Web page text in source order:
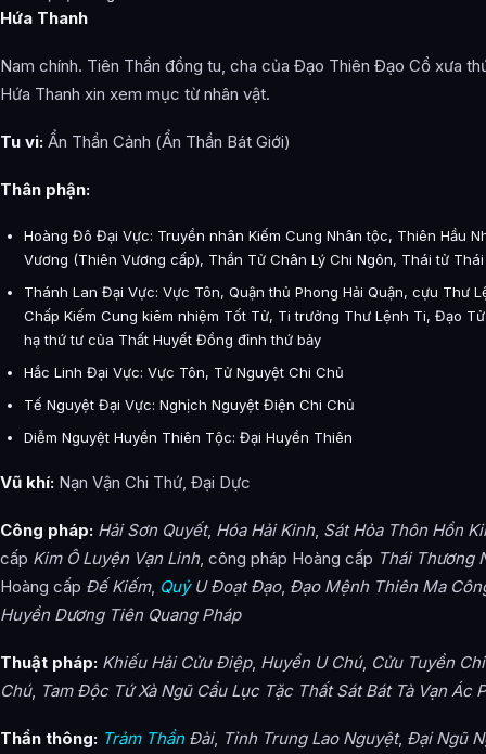
Hứa Thanh
Nam chính. Tiên Thần đồng tu, cha của Đạo Thiên Đạo Cổ xưa
Hứa Thanh xin xem mục từ nhân vật.
Tu vi: Ẩn Thần Cảnh (Ẩn Thần Bát Giới)
Thân phận:
Hoàng Đô Đại Vực: Truyền nhân Kiếm Cung Nhân tộc, Thiên Hầu
Vương (Thiên Vương cấp), Thần Tử Chân Lý Chi Ngôn, Thái tử
Thánh Lan Đại Vực: Vực Tôn, Quận thủ Phong Hải Quận, cựu Thư
Chấp Kiếm Cung kiêm nhiệm Tốt Tử, Ti trưởng Thư Lệnh Ti, Đạo
hạ thứ tư của Thất Huyết Đồng đỉnh thứ bảy
Hắc Linh Đại Vực: Vực Tôn, Tử Nguyệt Chi Chủ
Tế Nguyệt Đại Vực: Nghịch Nguyệt Điện Chi Chủ
Diễm Nguyệt Huyền Thiên Tộc: Đại Huyền Thiên
Vũ khí: Nạn Vận Chi Thứ, Đại Dực
Công pháp: Hải Sơn Quyết, Hóa Hải Kinh, Sát Hỏa Thôn Hồn
cấp Kim Ô Luyện Vạn Linh, công pháp Hoàng cấp Thái Thương
Hoàng cấp Đế Kiếm, QuỷU Đoạt Đạo, Đạo Mệnh Thiên Ma
Huyền Dương Tiên Quang Pháp
Thuật pháp: Khiếu Hải Cửu Điệp, Huyền U Chú, Cửu Tuyền
Chú, Tam Độc Tứ Xà Ngũ Cẩu Lục Tặc Thất Sát Bát Tà Vạn Ác
Thần thông: Trảm ThầnĐài, Tỉnh Trung Lao Nguyệt, Đại Ngũ